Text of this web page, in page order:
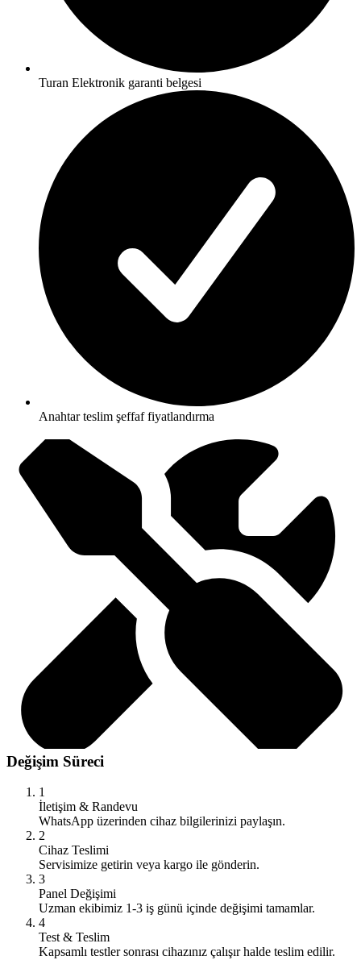
Turan Elektronik garanti belgesi
Anahtar teslim şeffaf fiyatlandırma
Değişim Süreci
1
İletişim & Randevu
WhatsApp üzerinden cihaz bilgilerinizi paylaşın.
2
Cihaz Teslimi
Servisimize getirin veya kargo ile gönderin.
3
Panel Değişimi
Uzman ekibimiz 1-3 iş günü içinde değişimi tamamlar.
4
Test & Teslim
Kapsamlı testler sonrası cihazınız çalışır halde teslim edilir.